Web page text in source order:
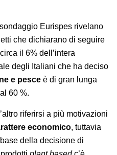
Eurispes rivelano
che dichiarano di seguire
il 6% dell’intera
degli Italiani che ha deciso
e pesce è di gran lunga
60 %.
riferirsi a più motivazioni
economico, tuttavia
della decisione di